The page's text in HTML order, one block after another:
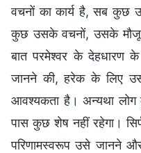
वचनों का कार्य है, सब
कुछ उसके वचनों, उसके
बात परमेश्वर के देहधारण
जानने की, हरेक के लिए
आवश्यकता है। अन्यथा लोग
पास कुछ शेष नहीं रहेगा।
परिणामस्वरूप उसे जानने